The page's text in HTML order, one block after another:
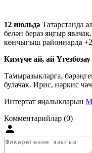
12 июльдә Татарстанда
белән бераз яңгыр
көнчыгыш районнарда
Кимүче ай, ай
Тамыразыкларга,
булачак. Ирис, нәркис
Интертат яңалыкларын
Комментарийлар (0)